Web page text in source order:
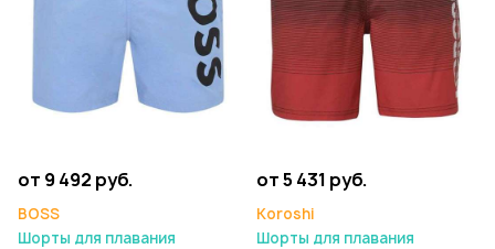
от 9 492 руб.
BOSS
Шорты для плавания
от 5 431 руб.
Koroshi
Шорты для плавания